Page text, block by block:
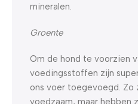
mineralen.
Groente
Om de hond te voorzien
voedingsstoffen zijn
ons voer toegevoegd. Zo
voedzaam, maar hebben